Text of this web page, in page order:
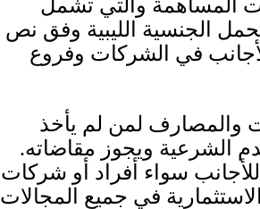
المساهمة والتي تشمل
الجنسية الليبية وفق نص
في الشركات وفروع
والمصارف لمن لم يأخذ
الشرعية ويجوز مقاضاته.
سواء أفراد أو شركات
في جميع المجالات